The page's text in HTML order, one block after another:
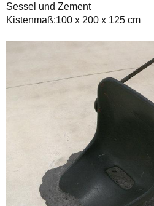
Sessel und Zement
Kistenmaß:100 x 200 x 125 cm